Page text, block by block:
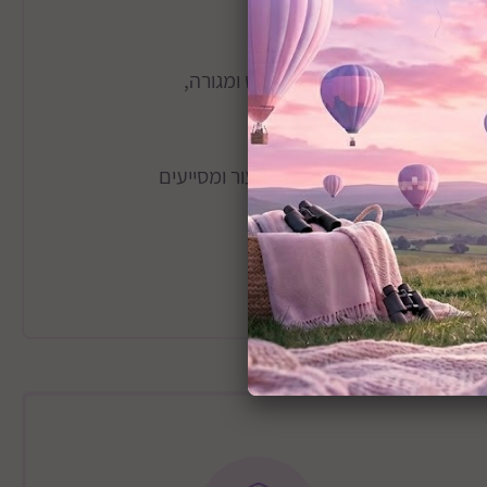
במיוחד, המתאימה לעור יבש ומגורה,
רך ונעים.
שכבת המגן החיצונית של העור ומסייעים
העור.
של הליפידים.